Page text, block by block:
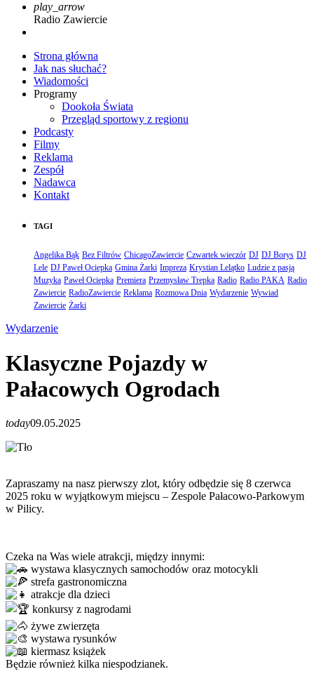
play_arrow
Radio Zawiercie
Strona główna
Jak nas słuchać?
Wiadomości
Programy
Dookoła Świata
Przegląd sportowy z regionu
Podcasty
Filmy
Reklama
Zespół
Nadawca
Kontakt
TAGI
Angelika Bąk Bez Filtrów ChicagoZawiercie Czwartek wieczór DJ DJ Borys DJ
Lele DJ Paweł Ociepka Gmina Żarki Impreza Krystian Lelątko Ludzie z pasją
Muzyka Paweł Ociepka Premiera Przemysław Trepka Radio Radio PAKA Radio
Zawiercie RadioZawiercie Reklama Rozmowa Dnia Wydarzenie Wywiad
Zawiercie Żarki
Wydarzenie
Klasyczne Pojazdy w
Pałacowych Ogrodach
today09.05.2025
Zapraszamy na nasz pierwszy zlot, który odbędzie się 8 czerwca
2025 roku w wyjątkowym miejscu – Zespole Pałacowo-Parkowym
w Pilicy.
Czeka na Was wiele atrakcji, między innymi:
wystawa klasycznych samochodów oraz motocykli
strefa gastronomiczna
atrakcje dla dzieci
konkursy z nagrodami
żywe zwierzęta
wystawa rysunków
kiermasz książek
Będzie również kilka niespodzianek.